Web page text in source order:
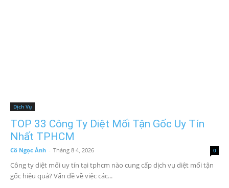
Dịch Vụ
TOP 33 Công Ty Diệt Mối Tận Gốc Uy Tín
Nhất TPHCM
Cô Ngọc Ánh - Tháng 8 4, 2026 0
Công ty diệt mối uy tín tại tphcm nào cung cấp dịch vụ diệt mối tận
gốc hiệu quả? Vấn đề về việc các...